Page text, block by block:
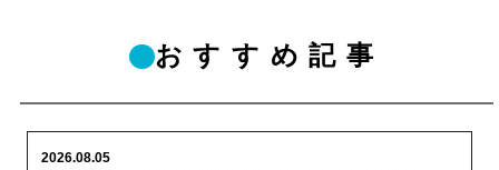
おすすめ記事
2026.08.05